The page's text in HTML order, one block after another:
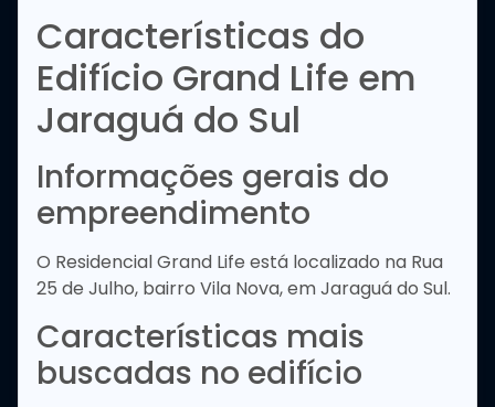
Características do
Edifício Grand Life em
Jaraguá do Sul
Informações gerais do
empreendimento
O Residencial Grand Life está localizado na Rua
25 de Julho, bairro Vila Nova, em Jaraguá do Sul.
Características mais
buscadas no edifício